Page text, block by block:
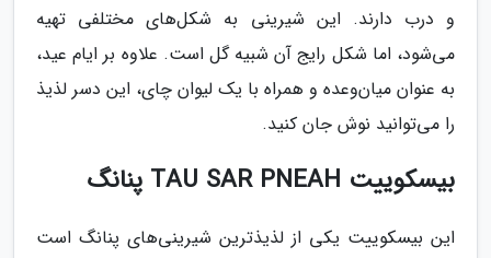
و درب دارند. این شیرینی به شکل‌های مختلفی تهیه
می‌شود، اما شکل رایج آن شبیه گل است. علاوه بر ایام عید،
به عنوان میان‌وعده و همراه با یک لیوان چای، این دسر لذیذ
را می‌توانید نوش جان کنید.
بیسکوییت TAU SAR PNEAH پنانگ
این بیسکوییت یکی از لذیذترین شیرینی‌های پنانگ است